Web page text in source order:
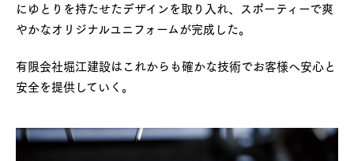
にゆとりを持たせたデザインを取り入れ、スポーティーで爽
やかなオリジナルユニフォームが完成した。
有限会社堀江建設はこれからも確かな技術でお客様へ安心と
安全を提供していく。